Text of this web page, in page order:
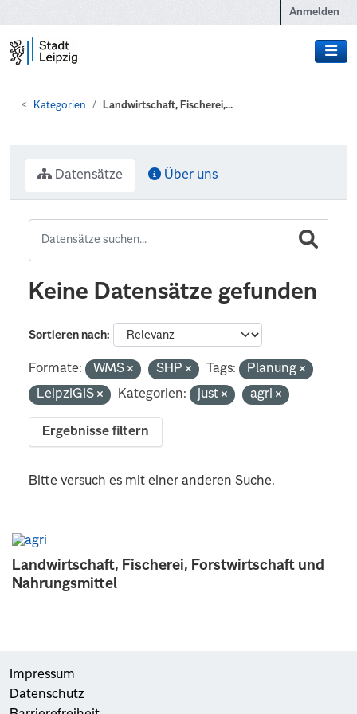
Anmelden
Kategorien Landwirtschaft, Fischerei,...
Landwirtschaft, Fischerei, Forstwirtschaft und
Nahrungsmittel
Datensätze Über uns
Keine Datensätze gefunden
Sortieren nach
Formate: WMS SHP Tags:
Planung
LeipziGIS
Kategorien: just agri
Ergebnisse filtern
Bitte versuch es mit einer anderen Suche.
Impressum
Datenschutz